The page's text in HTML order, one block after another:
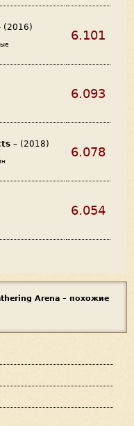
(2016)
6.101
6.093
– (2018)
6.078
6.054
Arena – похожие